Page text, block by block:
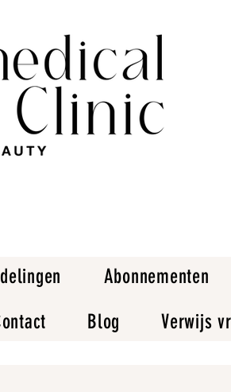
Abonnementen
Blog Verwijs